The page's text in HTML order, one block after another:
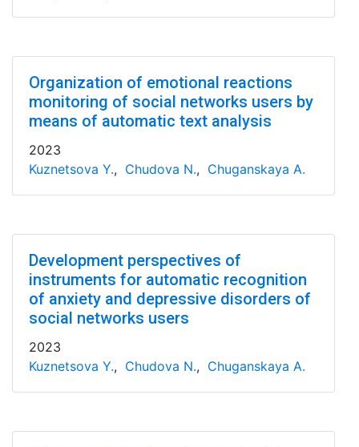
Organization of emotional reactions
monitoring of social networks users by
means of automatic text analysis
2023
Kuznetsova Y., Chudova N., Chuganskaya A.
Development perspectives of
instruments for automatic recognition
of anxiety and depressive disorders of
social networks users
2023
Kuznetsova Y., Chudova N., Chuganskaya A.